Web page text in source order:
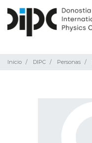
Inicio DIPC Personas